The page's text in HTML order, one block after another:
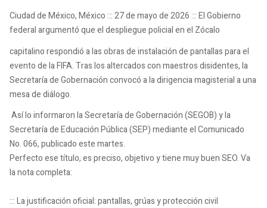
Ciudad de México, México ::: 27 de mayo de 2026 ::: El Gobierno
federal argumentó que el despliegue policial en el Zócalo
capitalino respondió a las obras de instalación de pantallas para el
evento de la FIFA. Tras los altercados con maestros disidentes, la
Secretaría de Gobernación convocó a la dirigencia magisterial a una
mesa de diálogo.
Así lo informaron la Secretaría de Gobernación (SEGOB) y la
Secretaría de Educación Pública (SEP) mediante el Comunicado
No. 066, publicado este martes.
Perfecto ese título, es preciso, objetivo y tiene muy buen SEO. Va
la nota completa:
::: La justificación oficial: pantallas, grúas y protección civil